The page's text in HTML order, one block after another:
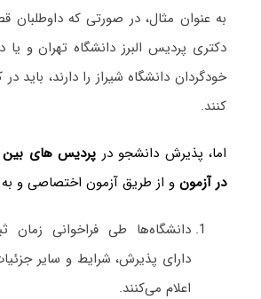
به عنوان مثال، در صورتی که داوطلبان
دکتری پردیس البرز دانشگاه تهران و
خودگردان دانشگاه شیراز را دارند، باید
کنند.
اما، پذیرش دانشجو در پردیس های بین
در آزمونو از طریق آزمون اختصاصی و
دانشگاه‌ها طی فراخوانی زمان
دارای پذیرش، شرایط و سایر
اعلام می‌کنند.